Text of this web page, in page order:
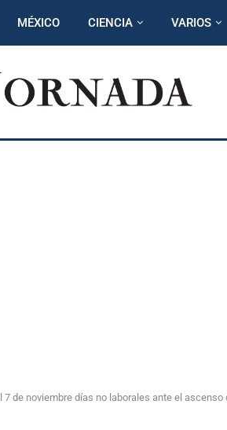
MÉXICO CIENCIA VARIOS
de noviembre días no laborales ante el